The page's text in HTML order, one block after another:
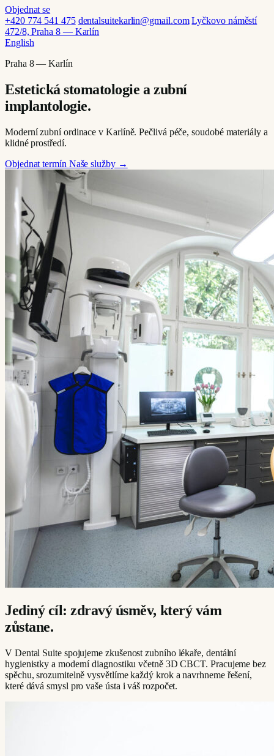
Objednat se
+420 774 541 475 dentalsuitekarlin@gmail.com Lyčkovo náměstí
472/8, Praha 8 — Karlín
English
Praha 8 — Karlín
Estetická stomatologie a zubní
implantologie.
Moderní zubní ordinace v Karlíně. Pečlivá péče, soudobé materiály a
klidné prostředí.
Objednat termín Naše služby →
Jediný cíl: zdravý úsměv, který vám
zůstane.
V Dental Suite spojujeme zkušenost zubního lékaře, dentální
hygienistky a moderní diagnostiku včetně 3D CBCT. Pracujeme bez
spěchu, srozumitelně vysvětlíme každý krok a navrhneme řešení,
které dává smysl pro vaše ústa i váš rozpočet.